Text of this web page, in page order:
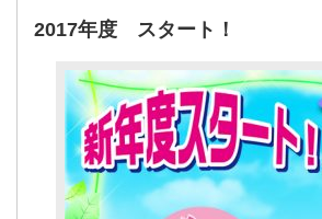
2017年度 スタート！